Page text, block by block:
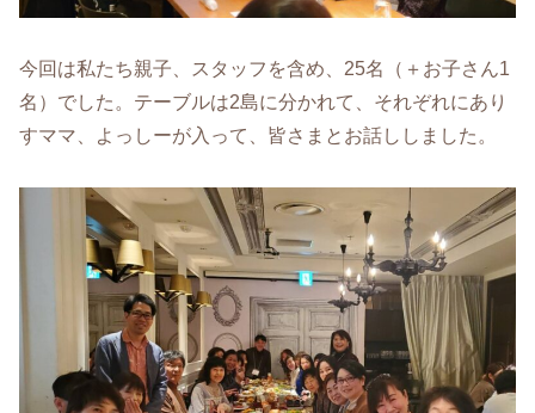
今回は私たち親子、スタッフを含め、25名（＋お子さん1
名）でした。テーブルは2島に分かれて、それぞれにあり
すママ、よっしーが入って、皆さまとお話ししました。